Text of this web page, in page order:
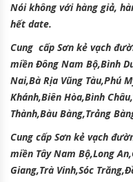
Nói không với hàng giả,
hết date.
Cung cấp Sơn kẻ vạch
miền Đông Nam Bộ,Bình
Nai,Bà Rịa Vũng Tàu,Phú
Khánh,Biên Hòa,Bình
Thành,Bàu Bàng,Trảng
Cung cấp Sơn kẻ vạch
miền Tây Nam Bộ,Long
Giang,Trà Vinh,Sóc